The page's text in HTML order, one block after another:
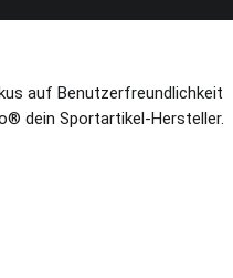
auf Benutzerfreundlichkeit
dein Sportartikel-Hersteller.